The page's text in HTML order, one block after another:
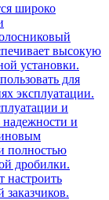
широко
высокую
установки.
для
эксплуатации.
и
и
полностью
дробилки.
настроить
заказчиков.